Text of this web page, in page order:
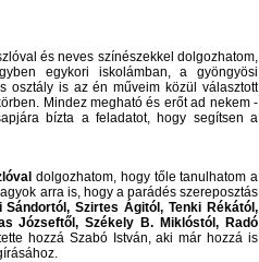
és neves színészekkel dolgozhatom,
egykori iskolámban, a gyöngyösi
osztály is az én műveim közül választott
Mindez megható és erőt ad nekem -
bízta a feladatot, hogy segítsen a
dolgozhatom, hogy tőle tanulhatom a
arra is, hogy a parádés szereposztás
Sándortól, Szirtes Ágitól, Tenki Rékától,
Józseftől, Székely B. Miklóstól, Radó
hozzá Szabó István, aki már hozzá is